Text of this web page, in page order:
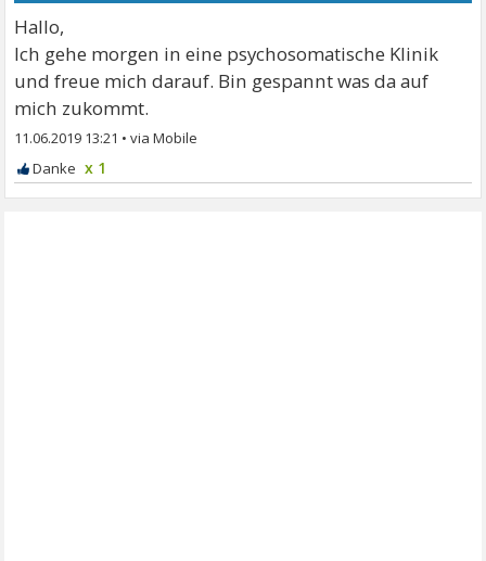
Hallo,
Ich gehe morgen in eine psychosomatische Klinik
und freue mich darauf. Bin gespannt was da auf
mich zukommt.
11.06.2019 13:21 •
x 1